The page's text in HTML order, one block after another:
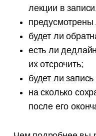
лекции в
будет ли
есть ли
их отсрочить;
будет ли
на сколько
после его